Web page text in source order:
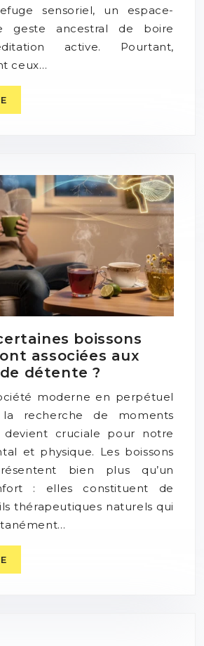
sensoriel, un espace-
geste ancestral de boire
active. Pourtant,
ceux…
boissons
associées aux
détente ?
moderne en perpétuel
la recherche de moments
devient cruciale pour notre
et physique. Les boissons
bien plus qu’un
: elles constituent de
thérapeutiques naturels qui